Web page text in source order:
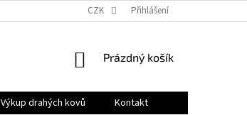
PRODÁVANÉ ZNAČKY
CZK Přihlášení
NÁKUPNÍ
Prázdný košík
Výkup drahých kovů
Kontakt